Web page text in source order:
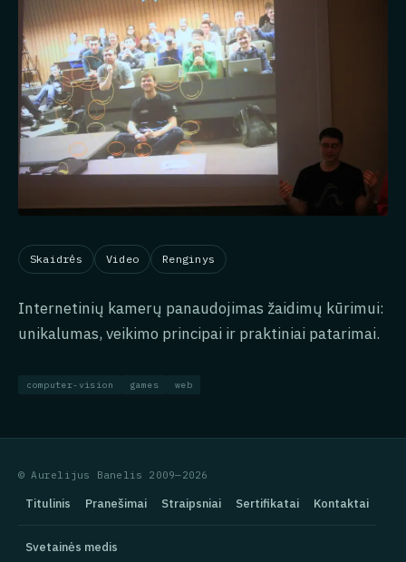
Skaidrės Video Renginys
Internetinių kamerų panaudojimas žaidimų kūrimui:
unikalumas, veikimo principai ir praktiniai patarimai.
computer-vision games web
© Aurelijus Banelis 2009—2026
Titulinis Pranešimai Straipsniai Sertifikatai Kontaktai
Svetainės medis